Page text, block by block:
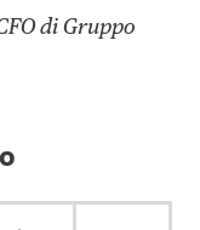
di Gruppo